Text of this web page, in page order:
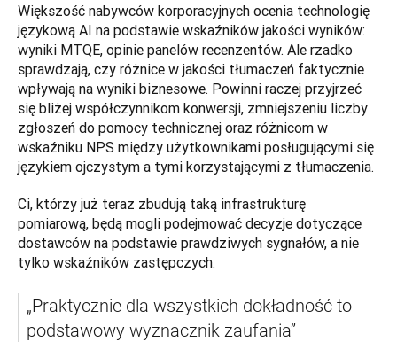
Większość nabywców korporacyjnych ocenia technologię
językową AI na podstawie wskaźników jakości wyników:
wyniki MTQE, opinie panelów recenzentów. Ale rzadko
sprawdzają, czy różnice w jakości tłumaczeń faktycznie
wpływają na wyniki biznesowe. Powinni raczej przyjrzeć
się bliżej współczynnikom konwersji, zmniejszeniu liczby
zgłoszeń do pomocy technicznej oraz różnicom w
wskaźniku NPS między użytkownikami posługującymi się
językiem ojczystym a tymi korzystającymi z tłumaczenia.
Ci, którzy już teraz zbudują taką infrastrukturę
pomiarową, będą mogli podejmować decyzje dotyczące
dostawców na podstawie prawdziwych sygnałów, a nie
tylko wskaźników zastępczych.
„Praktycznie dla wszystkich dokładność to
podstawowy wyznacznik zaufania” –